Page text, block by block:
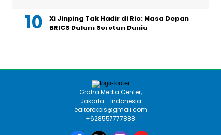
Xi Jinping Tak Hadir di Rio: Masa Depan
BRICS Dalam Sorotan Dunia
Graha Media Center,
Jakarta - Indonesia
editorekbis@gmail.com
+628557777888